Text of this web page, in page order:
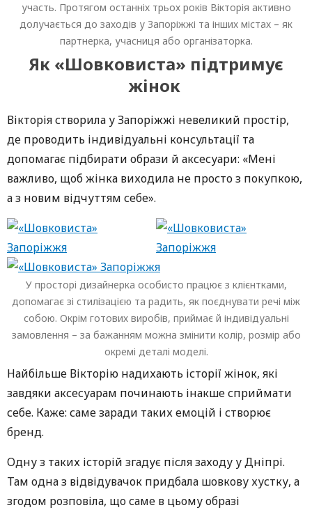
участь. Протягом останніх трьох років Вікторія активно
долучається до заходів у Запоріжжі та інших містах – як
партнерка, учасниця або організаторка.
Як «Шовковиста» підтримує
жінок
Вікторія створила у Запоріжжі невеликий простір,
де проводить індивідуальні консультації та
допомагає підбирати образи й аксесуари: «Мені
важливо, щоб жінка виходила не просто з покупкою,
а з новим відчуттям себе».
У просторі дизайнерка особисто працює з клієнтками,
допомагає зі стилізацією та радить, як поєднувати речі між
собою. Окрім готових виробів, приймає й індивідуальні
замовлення – за бажанням можна змінити колір, розмір або
окремі деталі моделі.
Найбільше Вікторію надихають історії жінок, які
завдяки аксесуарам починають інакше сприймати
себе. Каже: саме заради таких емоцій і створює
бренд.
Одну з таких історій згадує після заходу у Дніпрі.
Там одна з відвідувачок придбала шовкову хустку, а
згодом розповіла, що саме в цьому образі